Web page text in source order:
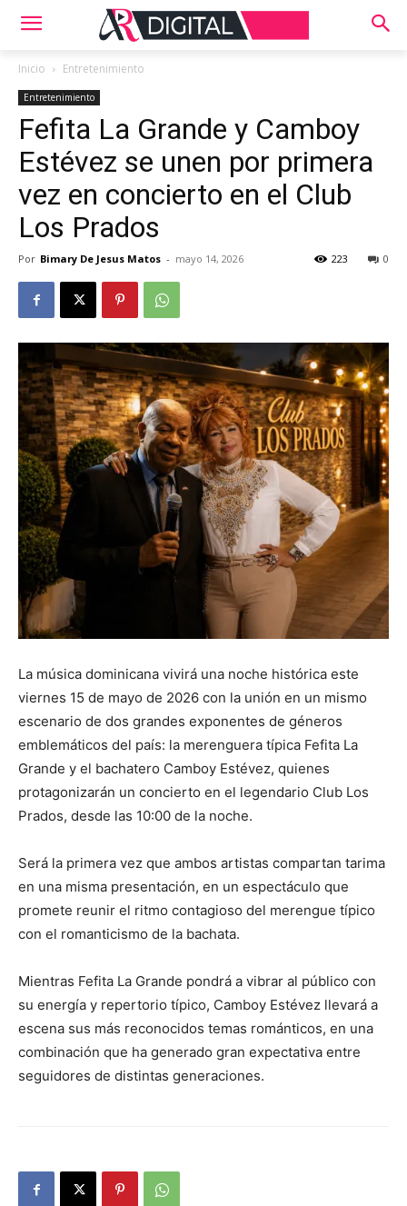
Inicio Entretenimiento
Entretenimiento
Fefita La Grande y Camboy
Estévez se unen por primera
vez en concierto en el Club
Los Prados
Por Bimary De Jesus Matos - mayo 14, 2026 0
223
La música dominicana vivirá una noche histórica este
viernes 15 de mayo de 2026 con la unión en un mismo
escenario de dos grandes exponentes de géneros
emblemáticos del país: la merenguera típica Fefita La
Grande y el bachatero Camboy Estévez, quienes
protagonizarán un concierto en el legendario Club Los
Prados, desde las 10:00 de la noche.
Será la primera vez que ambos artistas compartan tarima
en una misma presentación, en un espectáculo que
promete reunir el ritmo contagioso del merengue típico
con el romanticismo de la bachata.
Mientras Fefita La Grande pondrá a vibrar al público con
su energía y repertorio típico, Camboy Estévez llevará a
escena sus más reconocidos temas románticos, en una
combinación que ha generado gran expectativa entre
seguidores de distintas generaciones.